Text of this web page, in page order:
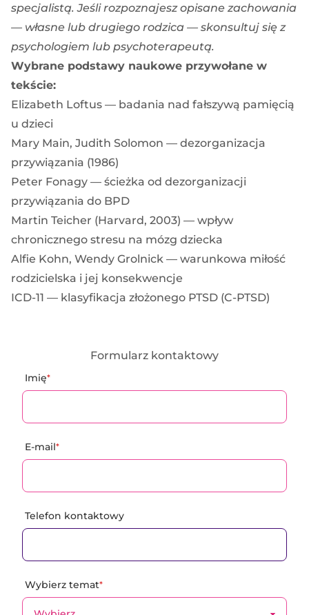
specjalistą. Jeśli rozpoznajesz opisane zachowania
— własne lub drugiego rodzica — skonsultuj się z
psychologiem lub psychoterapeutą.
Wybrane podstawy naukowe przywołane w
tekście:
Elizabeth Loftus — badania nad fałszywą pamięcią
u dzieci
Mary Main, Judith Solomon — dezorganizacja
przywiązania (1986)
Peter Fonagy — ścieżka od dezorganizacji
przywiązania do BPD
Martin Teicher (Harvard, 2003) — wpływ
chronicznego stresu na mózg dziecka
Alfie Kohn, Wendy Grolnick — warunkowa miłość
rodzicielska i jej konsekwencje
ICD-11 — klasyfikacja złożonego PTSD (C-PTSD)
Formularz kontaktowy
Imię*
E-mail*
Telefon kontaktowy
Wybierz temat*